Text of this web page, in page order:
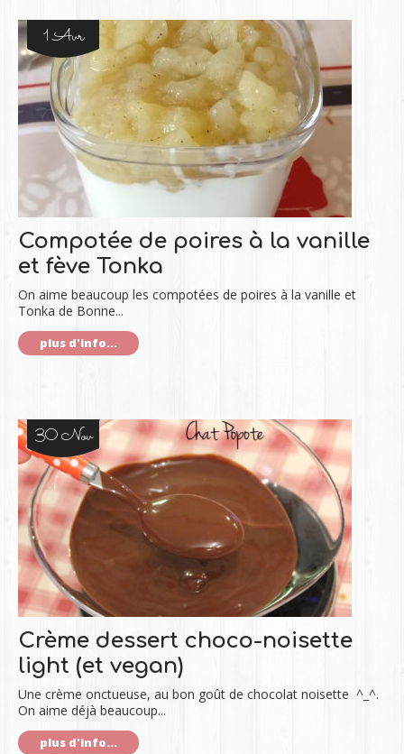
1 Avr
Compotée de poires à la vanille
et fève Tonka
On aime beaucoup les compotées de poires à la vanille et
Tonka de Bonne...
plus d'info...
30 Nov
Crème dessert choco-noisette
light (et vegan)
Une crème onctueuse, au bon goût de chocolat noisette ^_^.
On aime déjà beaucoup...
plus d'info...